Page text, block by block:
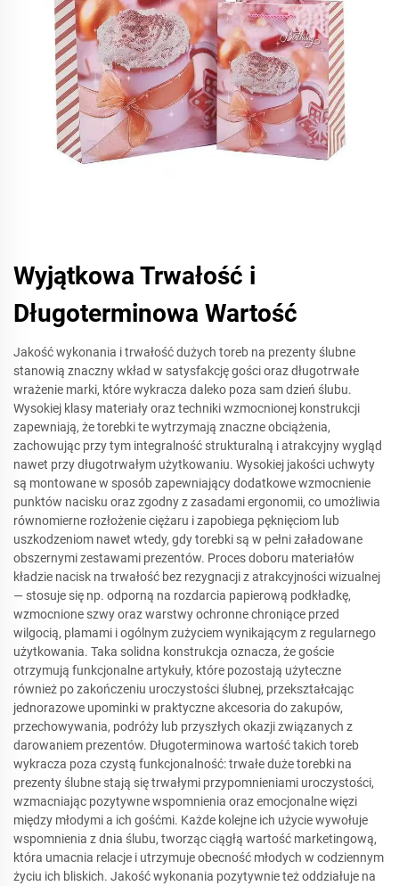
Wyjątkowa Trwałość i
Długoterminowa Wartość
Jakość wykonania i trwałość dużych toreb na prezenty ślubne
stanowią znaczny wkład w satysfakcję gości oraz długotrwałe
wrażenie marki, które wykracza daleko poza sam dzień ślubu.
Wysokiej klasy materiały oraz techniki wzmocnionej konstrukcji
zapewniają, że torebki te wytrzymają znaczne obciążenia,
zachowując przy tym integralność strukturalną i atrakcyjny wygląd
nawet przy długotrwałym użytkowaniu. Wysokiej jakości uchwyty
są montowane w sposób zapewniający dodatkowe wzmocnienie
punktów nacisku oraz zgodny z zasadami ergonomii, co umożliwia
równomierne rozłożenie ciężaru i zapobiega pęknięciom lub
uszkodzeniom nawet wtedy, gdy torebki są w pełni załadowane
obszernymi zestawami prezentów. Proces doboru materiałów
kładzie nacisk na trwałość bez rezygnacji z atrakcyjności wizualnej
— stosuje się np. odporną na rozdarcia papierową podkładkę,
wzmocnione szwy oraz warstwy ochronne chroniące przed
wilgocią, plamami i ogólnym zużyciem wynikającym z regularnego
użytkowania. Taka solidna konstrukcja oznacza, że goście
otrzymują funkcjonalne artykuły, które pozostają użyteczne
również po zakończeniu uroczystości ślubnej, przekształcając
jednorazowe upominki w praktyczne akcesoria do zakupów,
przechowywania, podróży lub przyszłych okazji związanych z
darowaniem prezentów. Długoterminowa wartość takich toreb
wykracza poza czystą funkcjonalność: trwałe duże torebki na
prezenty ślubne stają się trwałymi przypomnieniami uroczystości,
wzmacniając pozytywne wspomnienia oraz emocjonalne więzi
między młodymi a ich gośćmi. Każde kolejne ich użycie wywołuje
wspomnienia z dnia ślubu, tworząc ciągłą wartość marketingową,
która umacnia relacje i utrzymuje obecność młodych w codziennym
życiu ich bliskich. Jakość wykonania pozytywnie też oddziałuje na